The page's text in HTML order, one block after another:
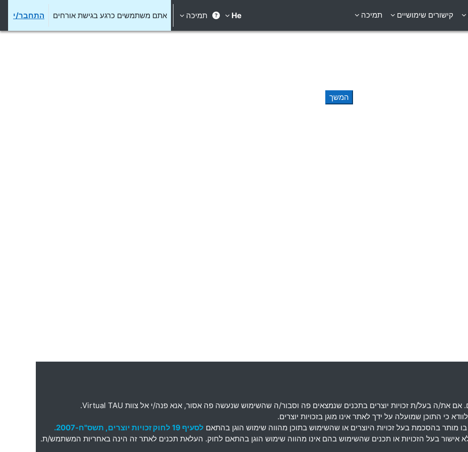
קישורים שימושיים תמיכה He תמיכה אתם משתמשים כרגע בגישת אורחים התחבר/י
המשך
. אם את/ה בעל/ת זכויות יוצרים בתכנים שנמצאים פה וסבור/ה שהשימוש שנעשה פה אסור, אנא פנה/י אל צוות Virtual TAU.
כי התוכן שמועלה על ידך לאתר אינו מוגן בזכויות יוצרים.
בו מותר בהסכמת בעל זכויות היוצרים או שהשימוש בתוכן מהווה שימוש הוגן בהתאם לסעיף 19 לחוק זכויות יוצרים, תשס"ח-2007.
ללא אישור בעל הזכויות או תכנים שהשימוש בהם אינו מהווה שימוש הוגן בהתאם לחוק. העלאת תכנים לאתר זה הינה באחריות המשתמש/ת.